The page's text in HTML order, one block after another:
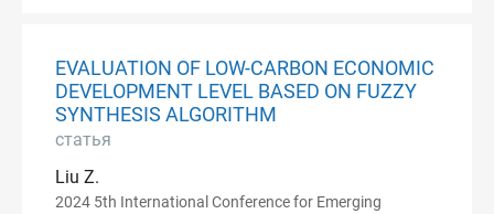
EVALUATION OF LOW-CARBON ECONOMIC
DEVELOPMENT LEVEL BASED ON FUZZY
SYNTHESIS ALGORITHM
статья
Liu Z.
2024 5th International Conference for Emerging